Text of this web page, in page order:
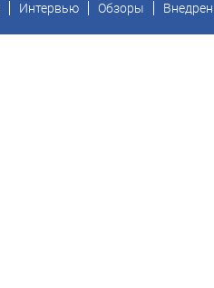
Интервью Обзоры